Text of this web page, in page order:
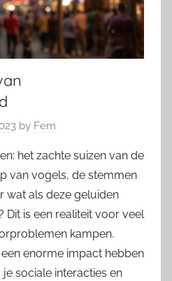
by Fem
het zachte suizen van de
van vogels, de stemmen
wat als deze geluiden
Dit is een realiteit voor veel
kampen.
enorme impact hebben
sociale interacties en